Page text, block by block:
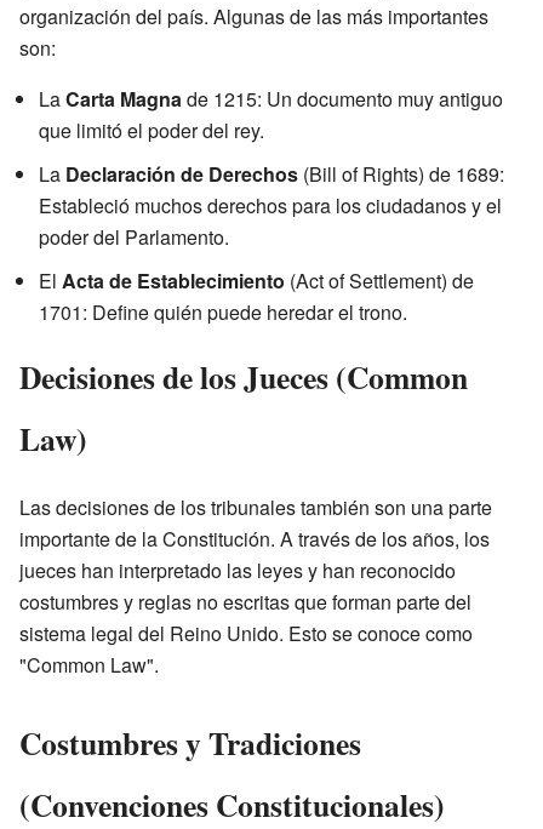
organización del país. Algunas de las más importantes
son:
LaCarta Magna de 1215: Un documento muy antiguo
que limitó el poder del rey.
La Declaración de Derechos (Bill of Rights) de 1689:
Estableció muchos derechos para los ciudadanos y el
poder del Parlamento.
El Acta de Establecimiento (Act of Settlement) de
1701: Define quién puede heredar el trono.
Decisiones de los Jueces (Common
Law)
Las decisiones de los tribunales también son una parte
importante de la Constitución. A través de los años, los
jueces han interpretado las leyes y han reconocido
costumbres y reglas no escritas que forman parte del
sistema legal del Reino Unido. Esto se conoce como
"Common Law".
Costumbres y Tradiciones
(Convenciones Constitucionales)